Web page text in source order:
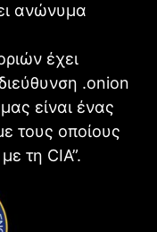
ανώνυμα
έχει
.onion
είναι ένας
τους οποίους
τη CIA”.